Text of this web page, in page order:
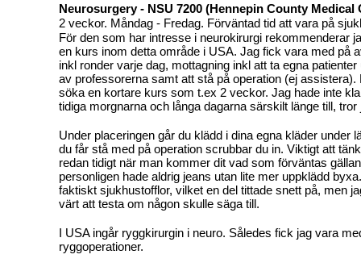
Neurosurgery - NSU 7200 (Hennepin County Medical
2 veckor. Måndag - Fredag. Förväntad tid att vara på
För den som har intresse i neurokirurgi rekommenderar
en kurs inom detta område i USA. Jag fick vara med på
inkl ronder varje dag, mottagning inkl att ta egna patienter
av professorerna samt att stå på operation (ej assistera).
söka en kortare kurs som t.ex 2 veckor. Jag hade inte
tidiga morgnarna och långa dagarna särskilt länge till, tror
Under placeringen går du klädd i dina egna kläder under
du får stå med på operation scrubbar du in. Viktigt att
redan tidigt när man kommer dit vad som förväntas
personligen hade aldrig jeans utan lite mer uppklädd
faktiskt sjukhustofflor, vilket en del tittade snett på, men
värt att testa om någon skulle säga till.
I USA ingår ryggkirurgin i neuro. Således fick jag vara
ryggoperationer.